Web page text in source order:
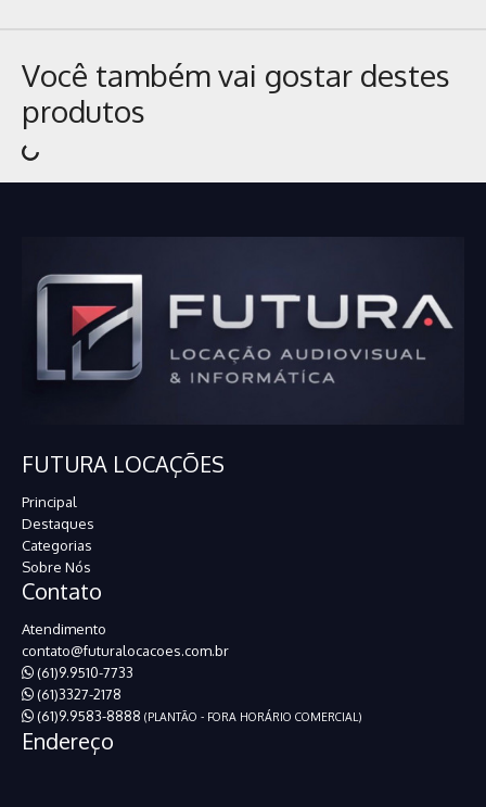
Você também vai gostar destes
produtos
FUTURA LOCAÇÕES
Principal
Destaques
Categorias
Sobre Nós
Contato
Atendimento
contato@futuralocacoes.com.br
(61)9.9510-7733
(61)3327-2178
(61)9.9583-8888 (PLANTÃO - FORA HORÁRIO COMERCIAL)
Endereço